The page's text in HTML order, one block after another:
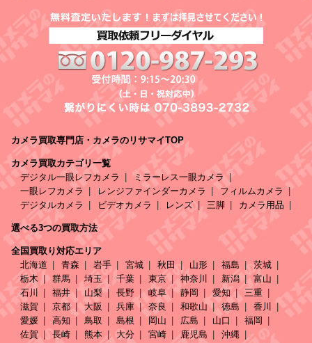
カメラ買取専門店・カメラのリサマイTOP
カメラ買取カテゴリ一覧
デジタル一眼レフカメラ
ミラーレス一眼カメラ
一眼レフカメラ
レンジファインダーカメラ
フィルムカメラ
デジタルカメラ
ビデオカメラ レンズ 三脚 カメラ用品
選べる3つの買取方法
全国買取り対応エリア
北海道
青森 岩手 宮城 秋田 山形 福島
茨城
栃木
群馬 埼玉 千葉 東京 神奈川 新潟
富山
石川
福井 山梨 長野 岐阜 静岡 愛知
三重
滋賀
京都 大阪 兵庫 奈良 和歌山 徳島
香川
愛媛
高知 鳥取 島根 岡山 広島 山口
福岡
佐賀
長崎 熊本 大分 宮崎 鹿児島 沖縄